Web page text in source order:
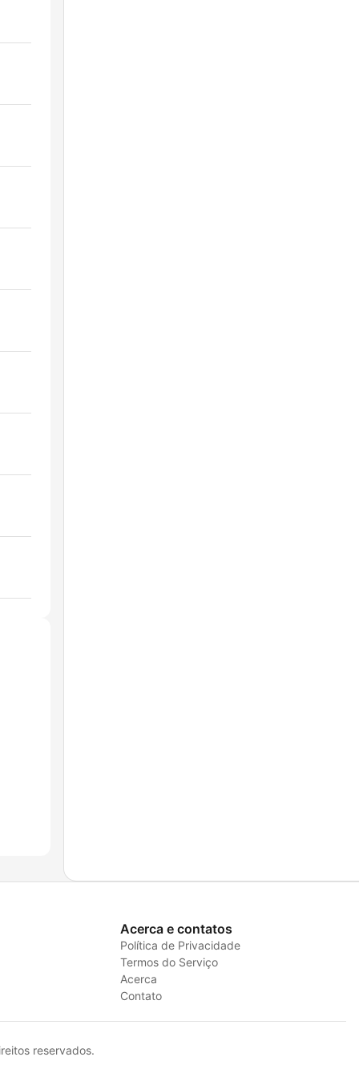
Acerca e contatos
Política de Privacidade
Termos do Serviço
Acerca
Contato
reservados.